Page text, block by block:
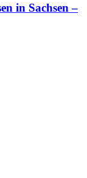
in Sachsen –